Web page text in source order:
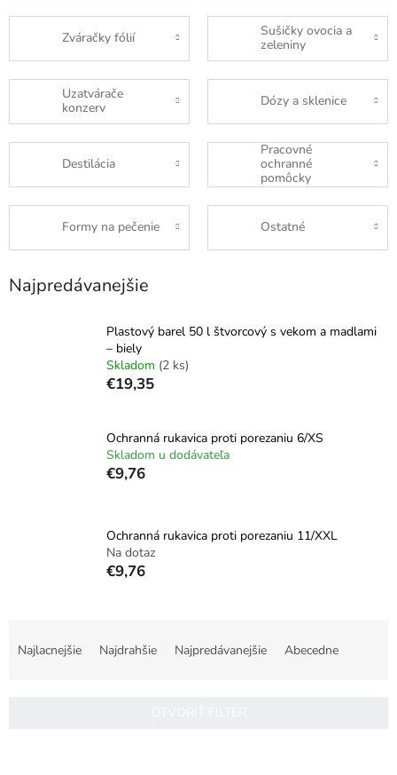
Zváračky fólií
Sušičky ovocia a
zeleniny
Uzatvárače
konzerv
Dózy a sklenice
Destilácia
Pracovné
ochranné
pomôcky
Formy na pečenie Ostatné
Najpredávanejšie
Plastový barel 50 l štvorcový s vekom a madlami
– biely
Skladom (2 ks)
€19,35
Ochranná rukavica proti porezaniu 6/XS
Skladom u dodávateľa
€9,76
Ochranná rukavica proti porezaniu 11/XXL
Na dotaz
€9,76
Najlacnejšie Najdrahšie Najpredávanejšie Abecedne